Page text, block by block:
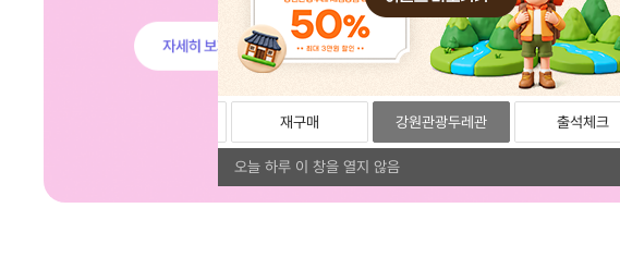
재구매 강원관광두레관 출석체크
오늘 하루 이 창을 열지 않음